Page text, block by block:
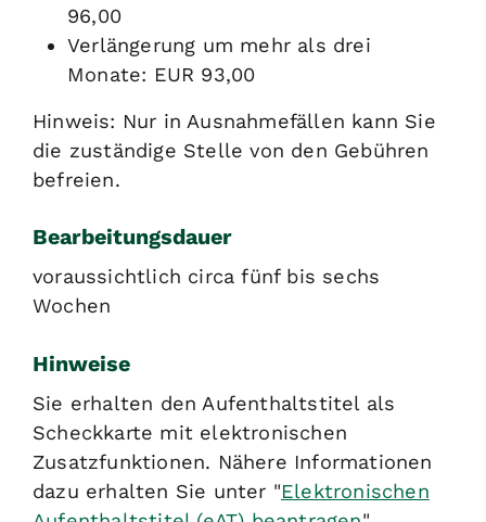
96,00
Verlängerung um mehr als drei
Monate: EUR 93,00
Hinweis: Nur in Ausnahmefällen kann Sie
die zuständige Stelle von den Gebühren
befreien.
Bearbeitungsdauer
voraussichtlich circa fünf bis sechs
Wochen
Hinweise
Sie erhalten den Aufenthaltstitel als
Scheckkarte mit elektronischen
Zusatzfunktionen. Nähere Informationen
dazu erhalten Sie unter "Elektronischen